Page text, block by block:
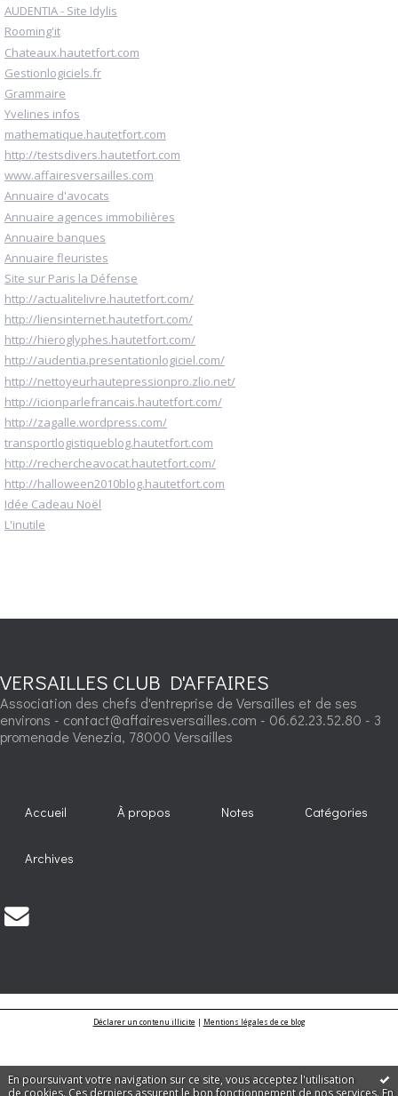
En poursuivant votre navigation sur ce site, vous acceptez l'utilisation
de cookies. Ces derniers assurent le bon fonctionnement de nos services. En
AUDENTIA - Site Idylis
Rooming'it
Chateaux.hautetfort.com
Gestionlogiciels.fr
Grammaire
Yvelines infos
mathematique.hautetfort.com
http://testsdivers.hautetfort.com
www.affairesversailles.com
Annuaire d'avocats
Annuaire agences immobilières
Annuaire banques
Annuaire fleuristes
Site sur Paris la Défense
http://actualitelivre.hautetfort.com/
http://liensinternet.hautetfort.com/
http://hieroglyphes.hautetfort.com/
http://audentia.presentationlogiciel.com/
http://nettoyeurhautepressionpro.zlio.net/
http://icionparlefrancais.hautetfort.com/
http://zagalle.wordpress.com/
transportlogistiqueblog.hautetfort.com
http://rechercheavocat.hautetfort.com/
http://halloween2010blog.hautetfort.com
Idée Cadeau Noël
L'inutile
VERSAILLES CLUB D'AFFAIRES
Association des chefs d'entreprise de Versailles et de ses
environs - contact@affairesversailles.com - 06.62.23.52.80 - 3
promenade Venezia, 78000 Versailles
Accueil À propos Notes Catégories
Archives
Déclarer un contenu illicite| Mentions légales de ce blog